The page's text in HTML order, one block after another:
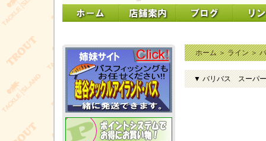
ホーム＞ライン＞
▼ バリバス スーパー